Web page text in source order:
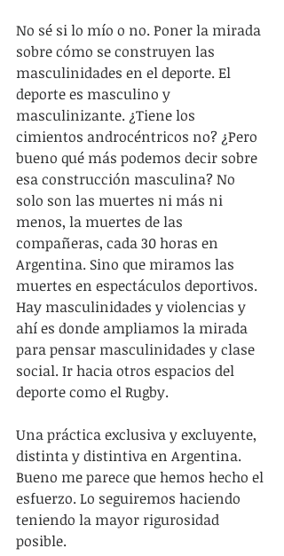
No sé si lo mío o no. Poner la mirada
sobre cómo se construyen las
masculinidades en el deporte. El
deporte es masculino y
masculinizante. ¿Tiene los
cimientos androcéntricos no? ¿Pero
bueno qué más podemos decir sobre
esa construcción masculina? No
solo son las muertes ni más ni
menos, la muertes de las
compañeras, cada 30 horas en
Argentina. Sino que miramos las
muertes en espectáculos deportivos.
Hay masculinidades y violencias y
ahí es donde ampliamos la mirada
para pensar masculinidades y clase
social. Ir hacia otros espacios del
deporte como el Rugby.
Una práctica exclusiva y excluyente,
distinta y distintiva en Argentina.
Bueno me parece que hemos hecho el
esfuerzo. Lo seguiremos haciendo
teniendo la mayor rigurosidad
posible.